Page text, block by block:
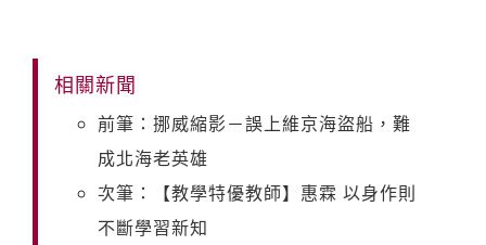
相關新聞
前筆：挪威縮影－誤上維京海盜船，難
成北海老英雄
次筆：【教學特優教師】惠霖 以身作則
不斷學習新知